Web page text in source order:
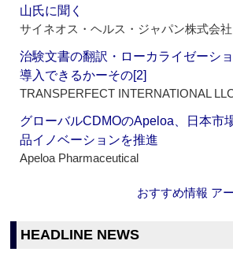
山氏に聞く
サイネオス・ヘルス・ジャパン株式会社
治験文書の翻訳・ローカライゼーシ
導入できるかーその[2]
TRANSPERFECT INTERNATIONAL
グローバルCDMOのApeloa、日本市
品イノベーションを推進
Apeloa Pharmaceutical
おすすめ情報 ア
HEADLINE NEWS